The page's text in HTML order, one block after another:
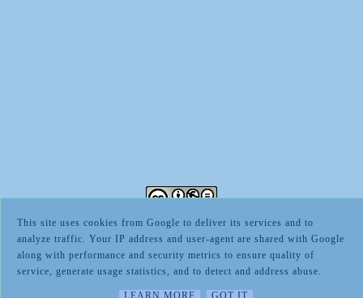
Ce(tte) œuvre est mise à disposition selon les termes de laLicence
Creative Commons Attribution - Pas d’Utilisation Commerciale - Pas
de Modification 3.0 France
This site uses cookies from Google to deliver its services and to
analyze traffic. Your IP address and user-agent are shared with Google
along with performance and security metrics to ensure quality of
service, generate usage statistics, and to detect and address abuse.
LEARN MORE GOT IT